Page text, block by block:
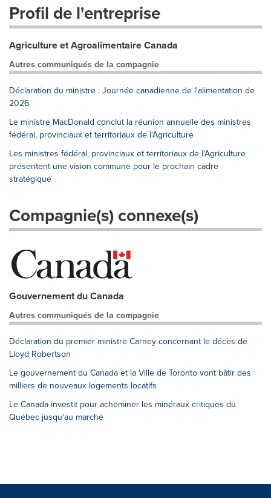
Profil de l'entreprise
Agriculture et Agroalimentaire Canada
Autres communiqués de la compagnie
Déclaration du ministre : Journée canadienne de l'alimentation de
2026
Le ministre MacDonald conclut la réunion annuelle des ministres
fédéral, provinciaux et territoriaux de l'Agriculture
Les ministres fédéral, provinciaux et territoriaux de l'Agriculture
présentent une vision commune pour le prochain cadre
stratégique
Compagnie(s) connexe(s)
Gouvernement du Canada
Autres communiqués de la compagnie
Déclaration du premier ministre Carney concernant le décès de
Lloyd Robertson
Le gouvernement du Canada et la Ville de Toronto vont bâtir des
milliers de nouveaux logements locatifs
Le Canada investit pour acheminer les minéraux critiques du
Québec jusqu'au marché